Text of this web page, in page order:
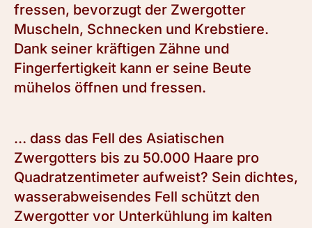
fressen, bevorzugt der Zwergotter
Muscheln, Schnecken und Krebstiere.
Dank seiner kräftigen Zähne und
Fingerfertigkeit kann er seine Beute
mühelos öffnen und fressen.
… dass das Fell des Asiatischen
Zwergotters bis zu 50.000 Haare pro
Quadratzentimeter aufweist? Sein dichtes,
wasserabweisendes Fell schützt den
Zwergotter vor Unterkühlung im kalten